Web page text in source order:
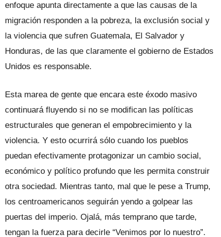
enfoque apunta directa­mente a que las causas de la
migración responden a la pobreza, la exclusión so­cial y
la violencia que sufren Guatemala, El Salvador y
Honduras, de las que clara­mente el gobierno de Estados
Unidos es responsable.
Esta marea de gente que encara este éxodo masivo
continuará fluyendo si no se modifican las políticas
estructurales que generan el empobrecimiento y la
violencia. Y esto ocurrirá sólo cuando los pueblos
puedan efectivamente protagoni­zar un cambio social,
económico y polí­tico profundo que les permita construir
otra sociedad. Mientras tanto, mal que le pese a Trump,
los centroamericanos seguirán yendo a golpear las
puertas del imperio. Ojalá, más temprano que tarde,
tengan la fuerza para decirle “Venimos por lo nuestro”.